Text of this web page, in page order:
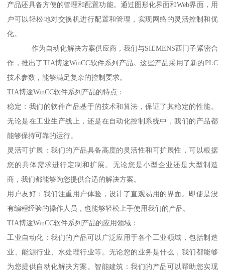
产品还具备方便的管理和配置功能。通过图形化界面和Web界面，用
户可以轻松地对交换机进行配置和管理，实现网络的灵活控制和优
化。
作为自动化解决方案供应商，我们与SIEMENS西门子紧密合
作，推出了TIA博途WinCC软件系列产品。这些产品采用了新的PLC
技术参数，能够满足复杂的控制要求。
TIA博途WinCC软件系列产品的特点：
稳定：我们的软件产品基于的技术和算法，保证了其稳定的性能。
无论是在工业生产线上，还是在自动化控制系统中，我们的产品都
能够保持可靠的运行。
灵活可扩展：我们的产品具备高度的灵活性和可扩展性，可以根据
您的具体需求进行定制和扩展。无论您是小型企业还是大型制造
商，我们都能够为您提供合适的解决方案。
用户友好：我们注重用户体验，设计了直观易用的界面。即使是没
有编程经验的操作人员，也能够轻松上手使用我们的产品。
TIA博途WinCC软件系列产品的应用领域：
工业自动化：我们的产品可以广泛应用于各个工业领域，包括制造
业、能源行业、水处理行业等。无论您的业务是什么，我们都能够
为您提供自动化解决方案。智能建筑：我们的产品可以帮助您实现